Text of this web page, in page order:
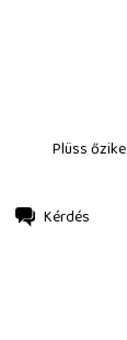
Plüss őzike
Kérdés